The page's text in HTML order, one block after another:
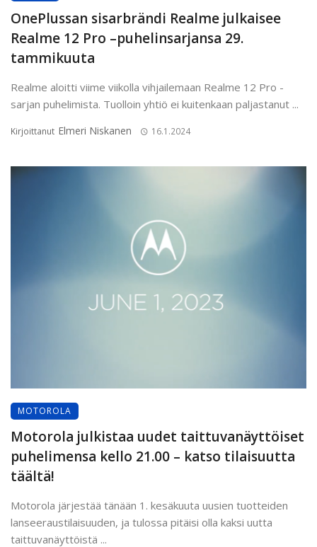
OnePlussan sisarbrändi Realme julkaisee
Realme 12 Pro –puhelinsarjansa 29.
tammikuuta
Realme aloitti viime viikolla vihjailemaan Realme 12 Pro -
sarjan puhelimista. Tuolloin yhtiö ei kuitenkaan paljastanut ...
Kirjoittanut Elmeri Niskanen 16.1.2024
MOTOROLA
Motorola julkistaa uudet taittuvanäyttöiset
puhelimensa kello 21.00 – katso tilaisuutta
täältä!
Motorola järjestää tänään 1. kesäkuuta uusien tuotteiden
lanseeraustilaisuuden, ja tulossa pitäisi olla kaksi uutta
taittuvanäyttöistä ...